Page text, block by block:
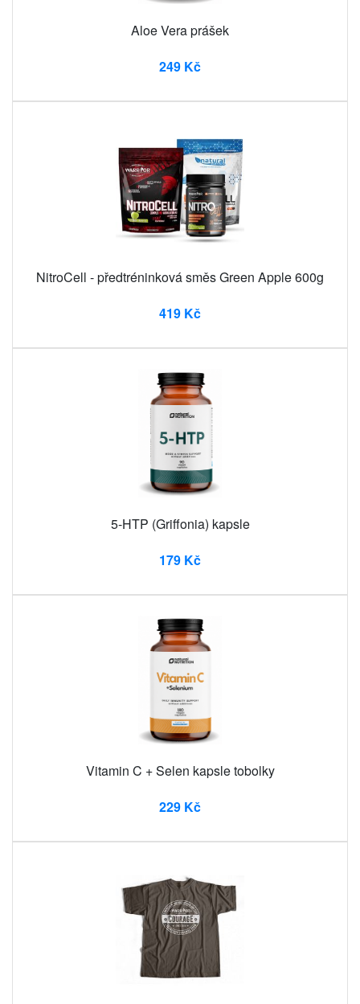
Aloe Vera prášek
249 Kč
NitroCell - předtréninková směs Green Apple 600g
419 Kč
5-HTP (Griffonia) kapsle
179 Kč
Vitamin C + Selen kapsle tobolky
229 Kč